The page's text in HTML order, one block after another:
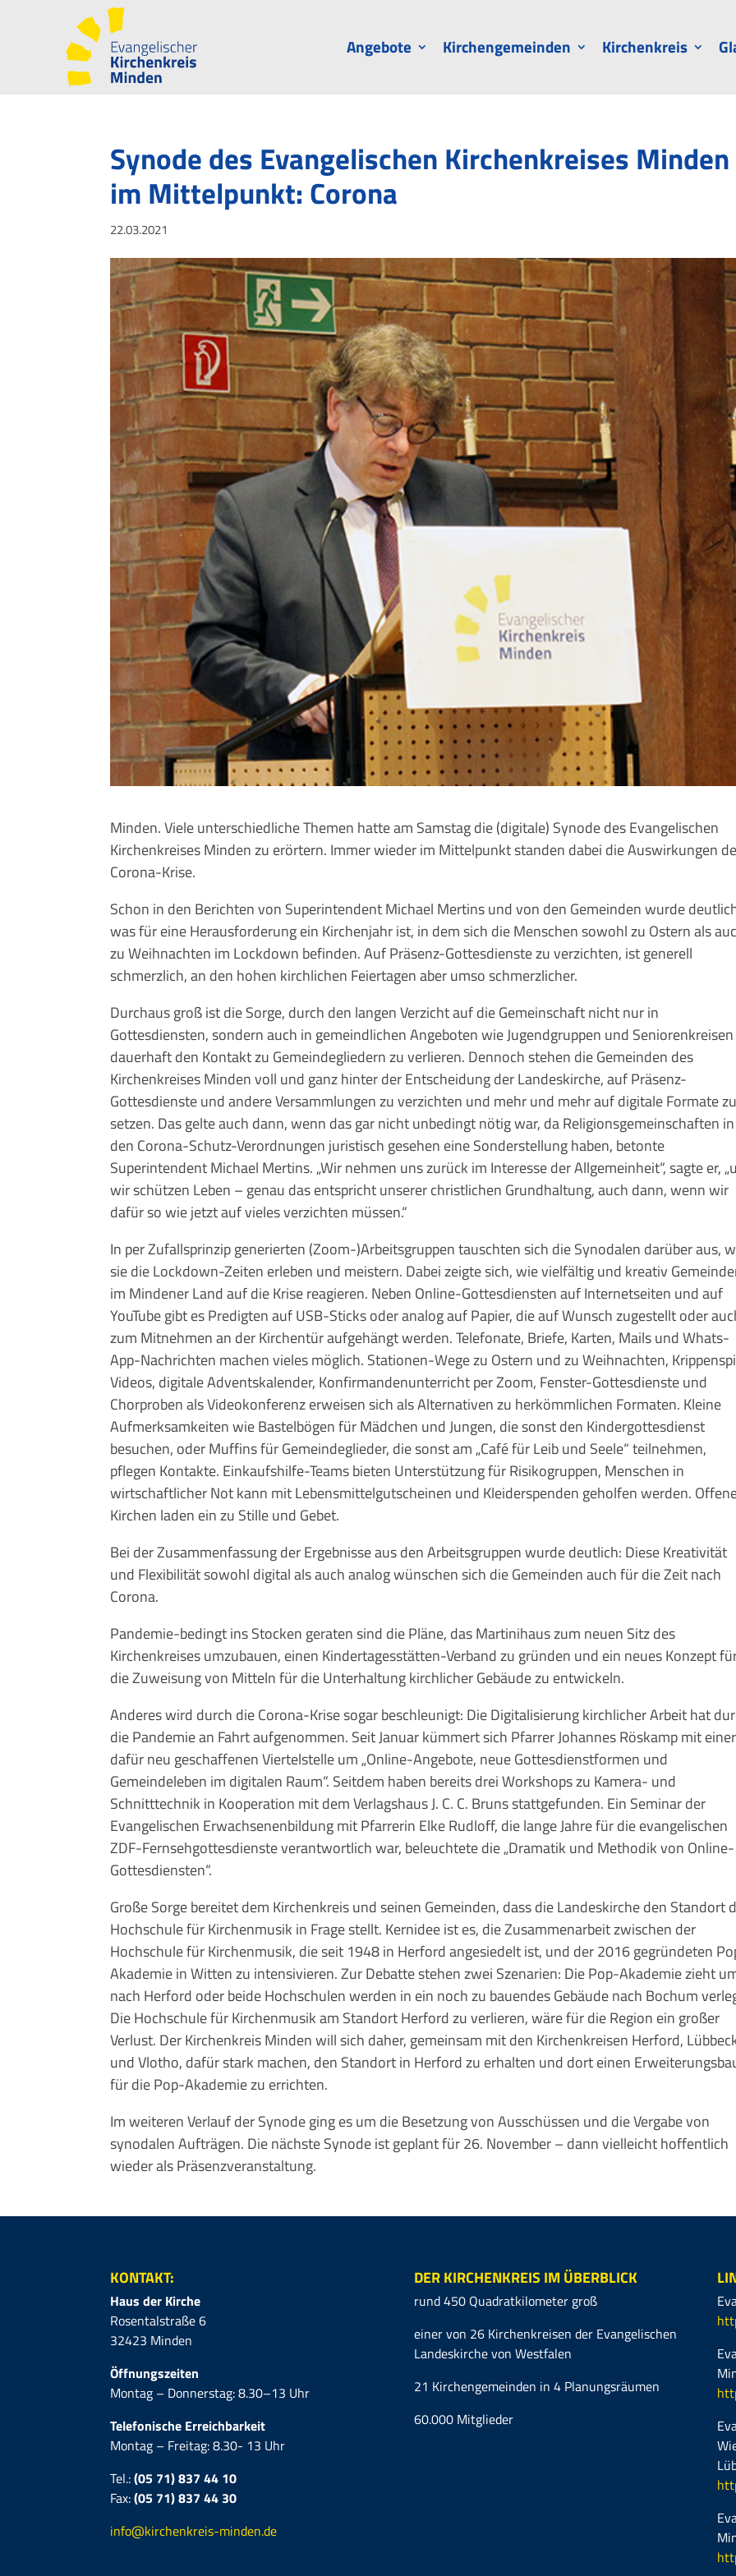
Angebote Kirchengemeinden Kirchenkreis
Synode des Evangelischen Kirchenkreises
im Mittelpunkt: Corona
22.03.2021
Minden. Viele unterschiedliche Themen hatte am Samstag die (digitale) Synode des Evangelischen
Kirchenkreises Minden zu erörtern. Immer wieder im Mittelpunkt standen dabei die Auswirkungen
Corona-Krise.
Schon in den Berichten von Superintendent Michael Mertins und von den Gemeinden wurde
was für eine Herausforderung ein Kirchenjahr ist, in dem sich die Menschen sowohl zu Ostern als
zu Weihnachten im Lockdown befinden. Auf Präsenz-Gottesdienste zu verzichten, ist generell
schmerzlich, an den hohen kirchlichen Feiertagen aber umso schmerzlicher.
Durchaus groß ist die Sorge, durch den langen Verzicht auf die Gemeinschaft nicht nur in
Gottesdiensten, sondern auch in gemeindlichen Angeboten wie Jugendgruppen und Seniorenkreisen
dauerhaft den Kontakt zu Gemeindegliedern zu verlieren. Dennoch stehen die Gemeinden des
Kirchenkreises Minden voll und ganz hinter der Entscheidung der Landeskirche, auf Präsenz-
Gottesdienste und andere Versammlungen zu verzichten und mehr und mehr auf digitale Formate zu
setzen. Das gelte auch dann, wenn das gar nicht unbedingt nötig war, da Religionsgemeinschaften in
den Corona-Schutz-Verordnungen juristisch gesehen eine Sonderstellung haben, betonte
Superintendent Michael Mertins. „Wir nehmen uns zurück im Interesse der Allgemeinheit“, sagte er,
wir schützen Leben – genau das entspricht unserer christlichen Grundhaltung, auch dann, wenn wir
dafür so wie jetzt auf vieles verzichten müssen.“
In per Zufallsprinzip generierten (Zoom-)Arbeitsgruppen tauschten sich die Synodalen darüber aus,
sie die Lockdown-Zeiten erleben und meistern. Dabei zeigte sich, wie vielfältig und kreativ
im Mindener Land auf die Krise reagieren. Neben Online-Gottesdiensten auf Internetseiten und auf
YouTube gibt es Predigten auf USB-Sticks oder analog auf Papier, die auf Wunsch zugestellt oder
zum Mitnehmen an der Kirchentür aufgehängt werden. Telefonate, Briefe, Karten, Mails und Whats-
App-Nachrichten machen vieles möglich. Stationen-Wege zu Ostern und zu Weihnachten,
Videos, digitale Adventskalender, Konfirmandenunterricht per Zoom, Fenster-Gottesdienste und
Chorproben als Videokonferenz erweisen sich als Alternativen zu herkömmlichen Formaten. Kleine
Aufmerksamkeiten wie Bastelbögen für Mädchen und Jungen, die sonst den Kindergottesdienst
besuchen, oder Muffins für Gemeindeglieder, die sonst am „Café für Leib und Seele“ teilnehmen,
pflegen Kontakte. Einkaufshilfe-Teams bieten Unterstützung für Risikogruppen, Menschen in
wirtschaftlicher Not kann mit Lebensmittelgutscheinen und Kleiderspenden geholfen werden.
Kirchen laden ein zu Stille und Gebet.
Bei der Zusammenfassung der Ergebnisse aus den Arbeitsgruppen wurde deutlich: Diese Kreativität
und Flexibilität sowohl digital als auch analog wünschen sich die Gemeinden auch für die Zeit nach
Corona.
Pandemie-bedingt ins Stocken geraten sind die Pläne, das Martinihaus zum neuen Sitz des
Kirchenkreises umzubauen, einen Kindertagesstätten-Verband zu gründen und ein neues Konzept
die Zuweisung von Mitteln für die Unterhaltung kirchlicher Gebäude zu entwickeln.
Anderes wird durch die Corona-Krise sogar beschleunigt: Die Digitalisierung kirchlicher Arbeit hat
die Pandemie an Fahrt aufgenommen. Seit Januar kümmert sich Pfarrer Johannes Röskamp mit einer
dafür neu geschaffenen Viertelstelle um „Online-Angebote, neue Gottesdienstformen und
Gemeindeleben im digitalen Raum“. Seitdem haben bereits drei Workshops zu Kamera- und
Schnitttechnik in Kooperation mit dem Verlagshaus J. C. C. Bruns stattgefunden. Ein Seminar der
Evangelischen Erwachsenenbildung mit Pfarrerin Elke Rudloff, die lange Jahre für die evangelischen
ZDF-Fernsehgottesdienste verantwortlich war, beleuchtete die „Dramatik und Methodik von Online-
Gottesdiensten“.
Große Sorge bereitet dem Kirchenkreis und seinen Gemeinden, dass die Landeskirche den Standort
Hochschule für Kirchenmusik in Frage stellt. Kernidee ist es, die Zusammenarbeit zwischen der
Hochschule für Kirchenmusik, die seit 1948 in Herford angesiedelt ist, und der 2016 gegründeten
Akademie in Witten zu intensivieren. Zur Debatte stehen zwei Szenarien: Die Pop-Akademie zieht
nach Herford oder beide Hochschulen werden in ein noch zu bauendes Gebäude nach Bochum
Die Hochschule für Kirchenmusik am Standort Herford zu verlieren, wäre für die Region ein großer
Verlust. Der Kirchenkreis Minden will sich daher, gemeinsam mit den Kirchenkreisen Herford,
und Vlotho, dafür stark machen, den Standort in Herford zu erhalten und dort einen
für die Pop-Akademie zu errichten.
Im weiteren Verlauf der Synode ging es um die Besetzung von Ausschüssen und die Vergabe von
synodalen Aufträgen. Die nächste Synode ist geplant für 26. November – dann vielleicht hoffentlich
wieder als Präsenzveranstaltung.
KONTAKT:
Haus der Kirche
Rosentalstraße 6
32423 Minden
Öffnungszeiten
Montag – Donnerstag: 8.30–13 Uhr
Telefonische Erreichbarkeit
Montag – Freitag: 8.30- 13 Uhr
Tel.:(05 71) 837 44 10
Fax:(05 71)837 44 30
info@kirchenkreis-minden.de
DER KIRCHENKREIS IM ÜBERBLICK
rund 450 Quadratkilometer groß
einer von 26 Kirchenkreisen der Evangelischen
Landeskirche von Westfalen
21 Kirchengemeinden in 4 Planungsräumen
60.000 Mitglieder